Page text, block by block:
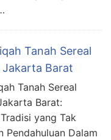
Tanah Sereal
Barat
Tanah Sereal
Barat:
yang Tak
Pendahuluan Dalam